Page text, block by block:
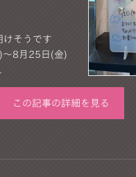
けそうです
～8月25日(金)
この記事の詳細を見る